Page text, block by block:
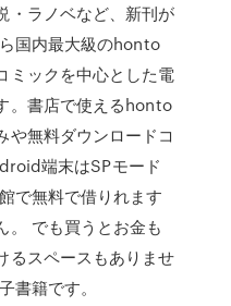
・ラノベなど、新刊が
国内最大級のhonto
ミックを中心とした電
。書店で使えるhonto
や無料ダウンロードコ
端末はSPモード
で無料で借りれます
。 でも買うとお金も
るスペースもありませ
書籍です。